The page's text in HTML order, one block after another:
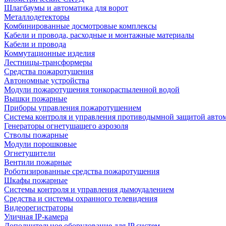
Шлагбаумы и автоматика для ворот
Металлодетекторы
Комбинированные досмотровые комплексы
Кабели и провода, расходные и монтажные материалы
Кабели и провода
Коммутационные изделия
Лестницы-трансформеры
Средства пожаротушения
Автономные устройства
Модули пожаротушения тонкораспыленной водой
Вышки пожарные
Приборы управления пожаротушением
Система контроля и управления противодымной защитой
Генераторы огнетушащего аэрозоля
Стволы пожарные
Модули порошковые
Огнетушители
Вентили пожарные
Роботизированные средства пожаротушения
Шкафы пожарные
Системы контроля и управления дымоудалением
Средства и системы охранного телевидения
Видеорегистраторы
Уличная IP-камера